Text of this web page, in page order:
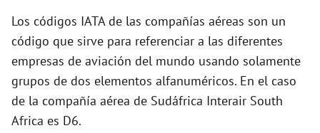
d
e
o
Los códigos IATA de las compañías aéreas son un
código que sirve para referenciar a las diferentes
empresas de aviación del mundo usando solamente
grupos de dos elementos alfanuméricos. En el caso
de la compañía aérea de Sudáfrica Interair South
Africa es D6.